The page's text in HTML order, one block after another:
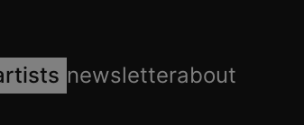
newsletterabout